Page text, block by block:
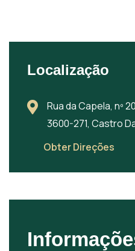
Localização
Rua da Capela, nº
3600-271, Castro
Obter Direções